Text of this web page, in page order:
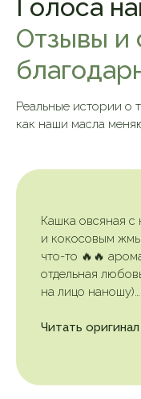
Голоса
Отзывы и
Реальные истории о
как наши масла
Кашка овсяная
и кокосовым
что-то 🔥🔥
отдельная
на лицо наношу)…
Читать
Подписаться